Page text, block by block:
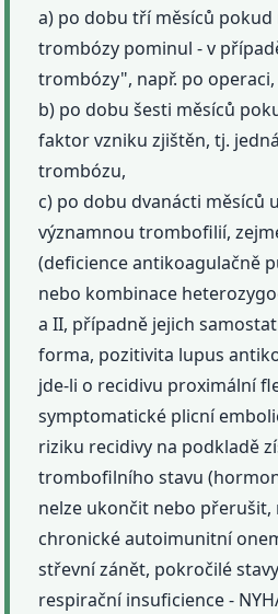
a) po dobu tří měsíců
trombózy pominul - v
trombózy", např. po
b) po dobu šesti měsíců
faktor vzniku zjištěn, tj.
trombózu,
c) po dobu dvanácti měsíců
významnou trombofilií,
(deficience antikoagulačně
nebo kombinace
a II, případně jejich
forma, pozitivita lupus
jde-li o recidivu proximální
symptomatické plicní
riziku recidivy na podkladě
trombofilního stavu
nelze ukončit nebo
chronické autoimunitní
střevní zánět, pokročilé
respirační insuficience -